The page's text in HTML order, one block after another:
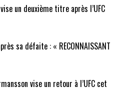
un deuxième titre après l’UFC
sa défaite : « RECONNAISSANT
vise un retour à l’UFC cet